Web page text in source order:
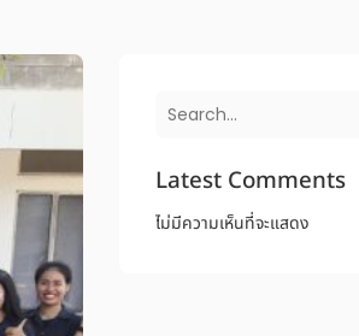
Latest Comments
ไม่มีความเห็นที่จะแสดง